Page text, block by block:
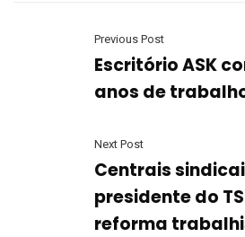
Previous Post
Escritório ASK
anos de
Next Post
Centrais
presidente do
reforma